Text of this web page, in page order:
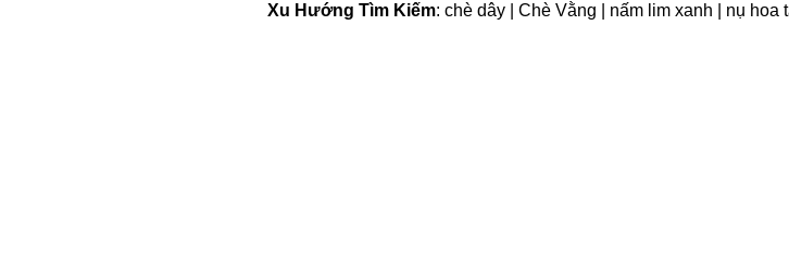
Xu Hướng Tìm Kiếm: chè dây | Chè Vằng | nấm lim xanh | nụ